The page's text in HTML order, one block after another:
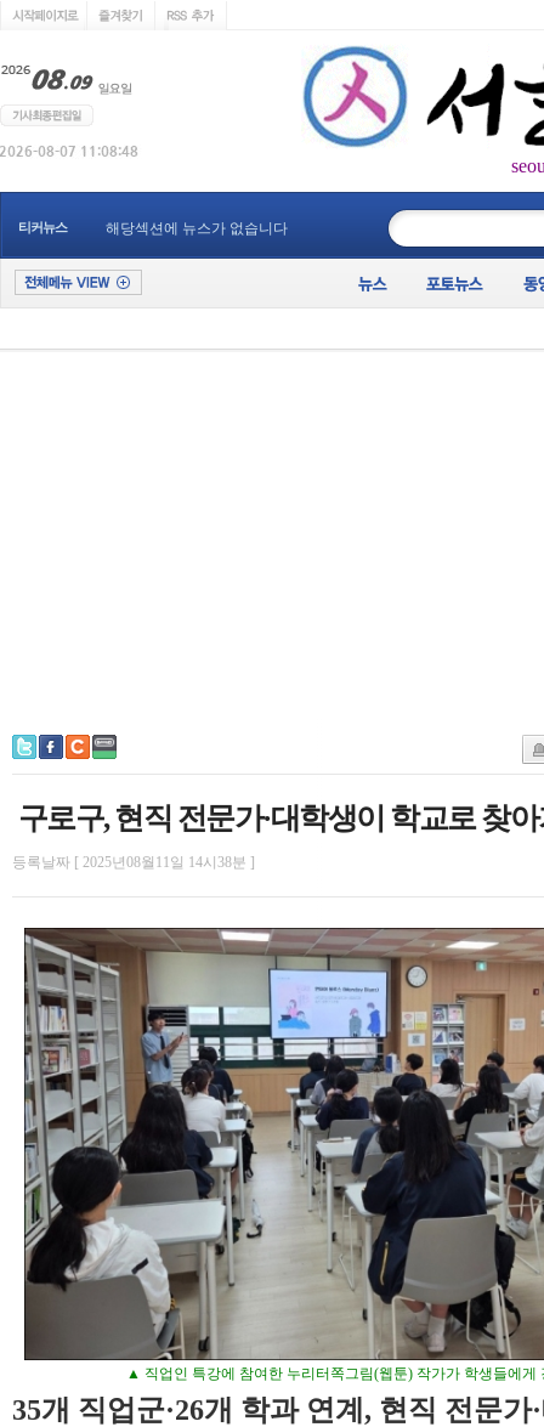
티커뉴스 해당섹션에 뉴스가 없습니다
구로구, 현직 전문가·대학생이 학교로 찾
등록날짜 [ 2025년08월11일 14시38분 ]
▲ 직업인 특강에 참여한 누리터쪽그림(웹툰) 작가가 학생들에게
35개 직업군·26개 학과 연계, 현직 전문